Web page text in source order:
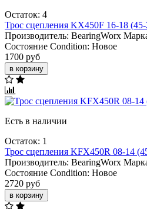
Остаток: 4
Трос сцепления KX450F 16-18
Производитель: BearingWorx
Состояние Condition: Новое
1700 руб
в корзину
Есть в наличии
Остаток: 1
Трос сцепления KFX450R 08-14
Производитель: BearingWorx
Состояние Condition: Новое
2720 руб
в корзину